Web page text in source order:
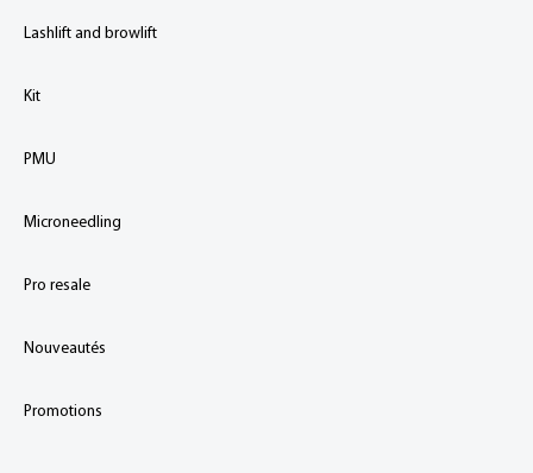
Lashlift and browlift
Kit
PMU
Microneedling
Pro resale
Nouveautés
Promotions